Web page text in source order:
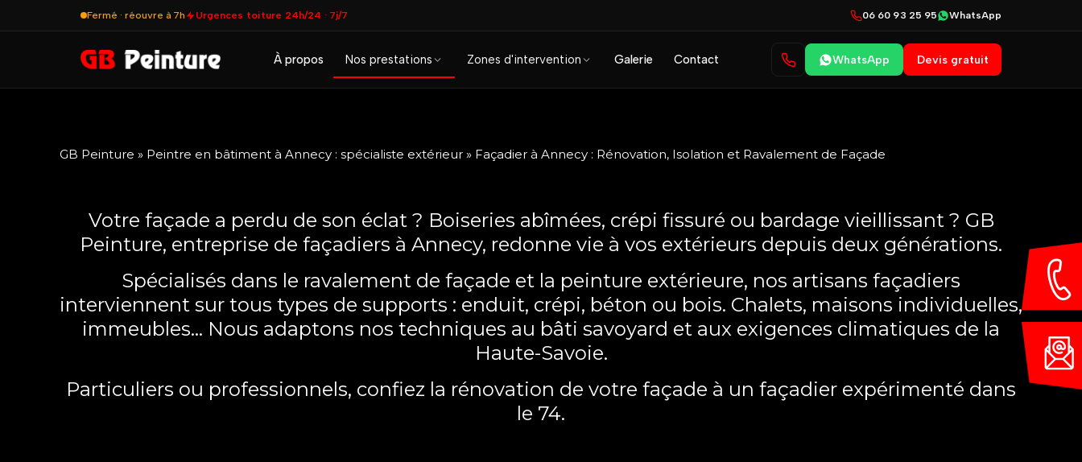
Fermé · réouvre à 7h Urgences toiture 24h/24 · 7j/7 06 60 93 25 95 WhatsApp
À propos Nos prestations Zones d'intervention Galerie Contact WhatsApp Devis gratuit
GB Peinture » Peintre en bâtiment à Annecy : spécialiste extérieur » Façadier à Annecy : Rénovation, Isolation et Ravalement de Façade
Votre façade a perdu de son éclat ? Boiseries abîmées, crépi fissuré ou bardage vieillissant ? GB
Peinture, entreprise de façadiers à Annecy, redonne vie à vos extérieurs depuis deux générations.
Spécialisés dans le ravalement de façade et la peinture extérieure, nos artisans façadiers
interviennent sur tous types de supports : enduit, crépi, béton ou bois. Chalets, maisons individuelles,
immeubles... Nous adaptons nos techniques au bâti savoyard et aux exigences climatiques de la
Haute-Savoie.
Particuliers ou professionnels, confiez la rénovation de votre façade à un façadier expérimenté dans
le 74.